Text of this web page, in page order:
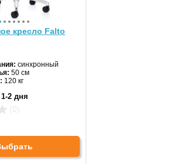
кресло Falto
синхронный
50 см
120 кг
сетка
2 дня